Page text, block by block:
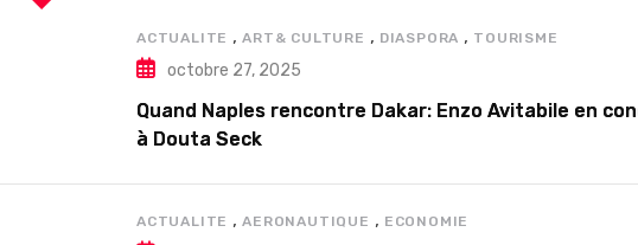
ACTUALITE ,ART& CULTURE , DIASPORA , TOURISME
octobre 27, 2025
Quand Naples rencontre Dakar: Enzo Avitabile en
à Douta Seck
ACTUALITE ,AERONAUTIQUE , ECONOMIE